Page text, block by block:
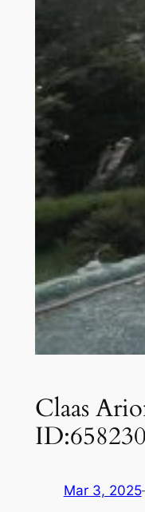
Claas
Mar 3, 2025